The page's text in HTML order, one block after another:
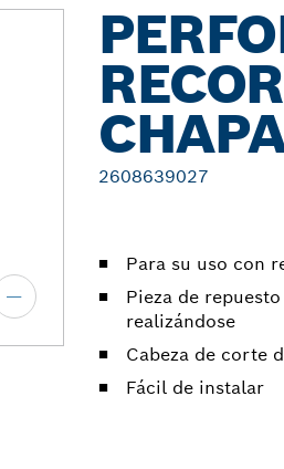
2608639027
Para su uso con
Pieza de
realizándose
Cabeza de corte
Fácil de instalar